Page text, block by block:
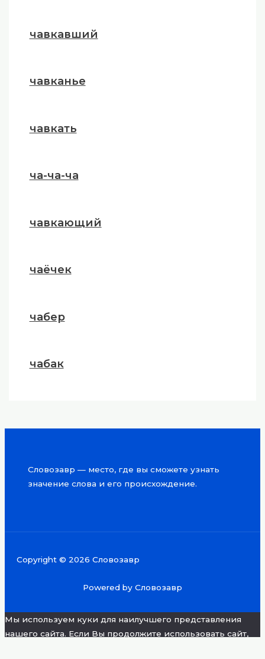
чавкавший
чавканье
чавкать
ча-ча-ча
чавкающий
чаёчек
чабер
чабак
Словозавр — место, где вы сможете узнать
значение слова и его происхождение.
Copyright © 2026 Словозавр
Powered by Словозавр
Мы используем куки для наилучшего представления
нашего сайта. Если Вы продолжите использовать сайт,